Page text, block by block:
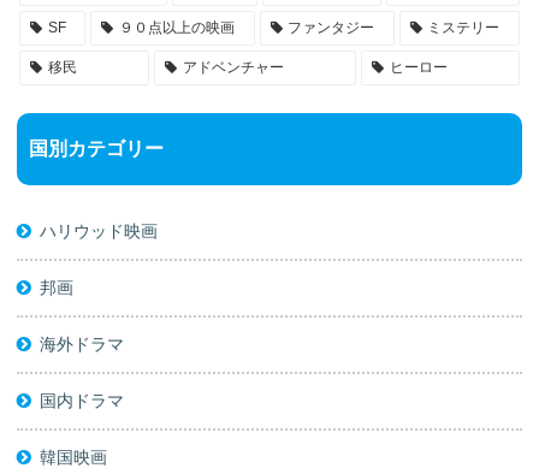
SF ９０点以上の映画 ファンタジー ミステリー
移民 アドベンチャー ヒーロー
国別カテゴリー
ハリウッド映画
邦画
海外ドラマ
国内ドラマ
韓国映画